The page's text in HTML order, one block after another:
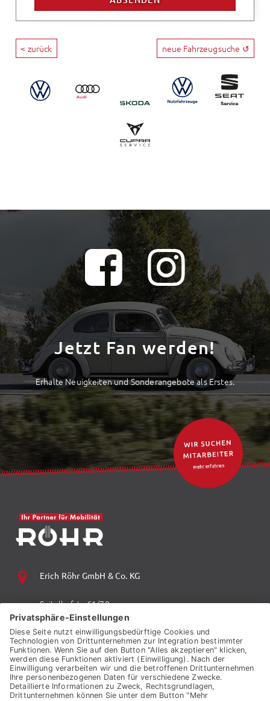
< zurück neue Fahrzeugsuche ↺
Jetzt Fan werden!
Erhalte Neuigkeiten und Sonderangebote als Erstes.
Erich Röhr GmbH & Co. KG
Spitalhofstr. 61/70
94032 Passau
+49 (0) 851 70 06 0
+49 (0) 851 70 06 149
vzp.info@auto-roehr.de